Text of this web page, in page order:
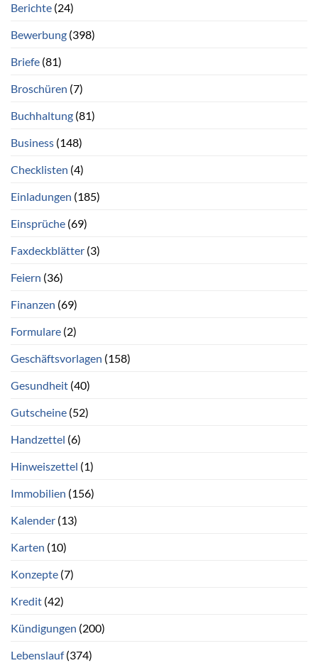
Berichte (24)
Bewerbung (398)
Briefe (81)
Broschüren (7)
Buchhaltung (81)
Business (148)
Checklisten (4)
Einladungen (185)
Einsprüche (69)
Faxdeckblätter (3)
Feiern (36)
Finanzen (69)
Formulare (2)
Geschäftsvorlagen (158)
Gesundheit (40)
Gutscheine (52)
Handzettel (6)
Hinweiszettel (1)
Immobilien (156)
Kalender (13)
Karten (10)
Konzepte (7)
Kredit (42)
Kündigungen (200)
Lebenslauf(374)